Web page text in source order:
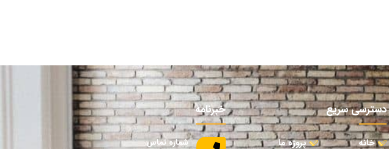
دسترسی سریع
خانه پروژه ما
خبرنامه
شماره تماس